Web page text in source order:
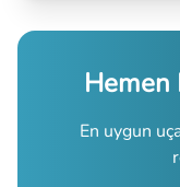
Hemen
En uygun